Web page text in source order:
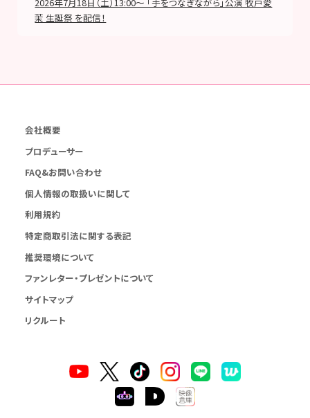
茉 生誕祭 を配信！
会社概要
プロデューサー
FAQ&お問い合わせ
個人情報の取扱いに関して
利用規約
特定商取引法に関する表記
推奨環境について
ファンレター・プレゼントについて
サイトマップ
リクルート